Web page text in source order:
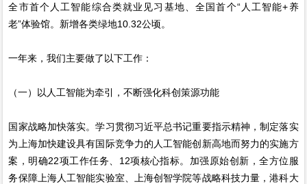
全市首个人工智能综合类就业见习基地、全国首个“人工智能+养
老”体验馆。新增各类绿地10.32公顷。
一年来，我们主要做了以下工作：
（一）以人工智能为牵引，不断强化科创策源功能
国家战略加快落实。学习贯彻习近平总书记重要指示精神，制定落实
为上海加快建设具有国际竞争力的人工智能创新高地而努力的实施方
案，明确22项工作任务、12项核心指标。加强原始创新，全方位服
务保障上海人工智能实验室、上海创智学院等战略科技力量，港科大